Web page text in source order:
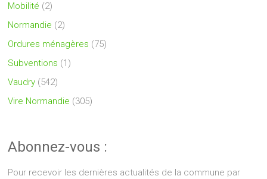
Mobilité (2)
Normandie (2)
Ordures ménagères (75)
Subventions (1)
Vaudry (542)
Vire Normandie (305)
Abonnez-vous :
Pour recevoir les dernières actualités de la commune par